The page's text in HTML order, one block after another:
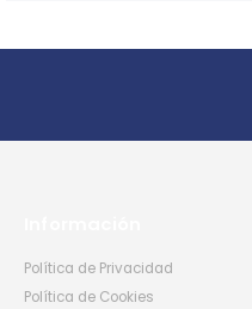
Política de Privacidad
Política de Cookies